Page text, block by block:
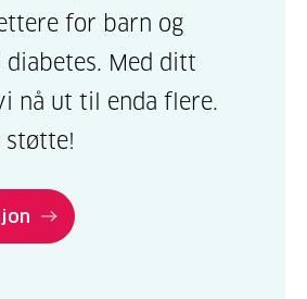
for barn og
diabetes. Med ditt
nå ut til enda flere.
støtte!